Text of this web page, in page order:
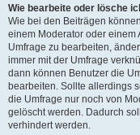
Wie bearbeite oder lösche
Wie bei den Beiträgen
einem Moderator oder einem
Umfrage zu bearbeiten,
immer mit der Umfrage
dann können Benutzer die
bearbeiten. Sollte allerdings
die Umfrage nur noch von
gelöscht werden. Dadurch
verhindert werden.